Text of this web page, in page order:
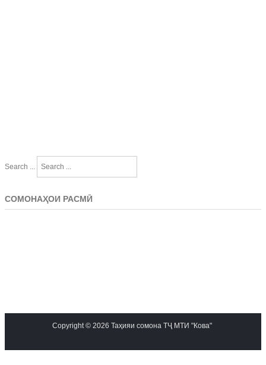
Search ...
СОМОНАҲОИ РАСМӢ
Copyright © 2026 Таҳияи сомона ТҶ МТИ "Кова"